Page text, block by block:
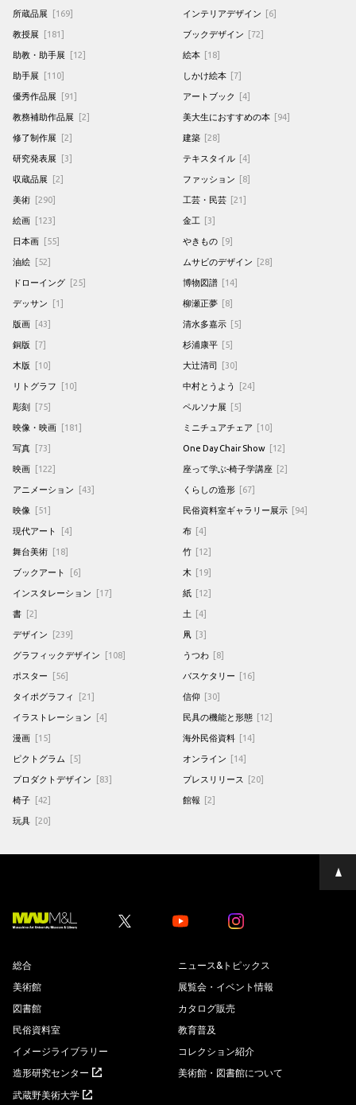
所蔵品展 [169]
教授展 [181]
助教・助手展 [12]
助手展 [110]
優秀作品展 [91]
教務補助作品展 [2]
修了制作展 [2]
研究発表展 [3]
収蔵品展 [2]
美術 [290]
絵画 [123]
日本画 [55]
油絵 [52]
ドローイング [25]
デッサン [1]
版画 [43]
銅版 [7]
木版 [10]
リトグラフ [10]
彫刻 [75]
映像・映画 [181]
写真 [73]
映画 [122]
アニメーション [43]
映像 [51]
現代アート [4]
舞台美術 [18]
ブックアート [6]
インスタレーション [17]
書 [2]
デザイン [239]
グラフィックデザイン [108]
ポスター [56]
タイポグラフィ [21]
イラストレーション [4]
漫画 [15]
ピクトグラム [5]
プロダクトデザイン [83]
椅子 [42]
玩具 [20]
インテリアデザイン [6]
ブックデザイン [72]
絵本 [18]
しかけ絵本 [7]
アートブック [4]
美大生におすすめの本 [94]
建築 [28]
テキスタイル [4]
ファッション [8]
工芸・民芸 [21]
金工 [3]
やきもの [9]
ムサビのデザイン [28]
博物図譜 [14]
柳瀬正夢 [8]
清水多嘉示 [5]
杉浦康平 [5]
大辻清司 [30]
中村とうよう [24]
ペルソナ展 [5]
ミニチュアチェア [10]
One Day Chair Show [12]
座って学ぶ-椅子学講座 [2]
くらしの造形 [67]
民俗資料室ギャラリー展示 [94]
布 [4]
竹 [12]
木 [19]
紙 [12]
土 [4]
凧 [3]
うつわ [8]
バスケタリー [16]
信仰 [30]
民具の機能と形態 [12]
海外民俗資料 [14]
オンライン [14]
プレスリリース [20]
館報 [2]
ペ
ー
Youtube Youtube
総合
美術館
図書館
民俗資料室
イメージライブラリー
造形研究センター
武蔵野美術大学
ニュース&トピックス
展覧会・イベント情報
カタログ販売
教育普及
コレクション紹介
美術館・図書館について